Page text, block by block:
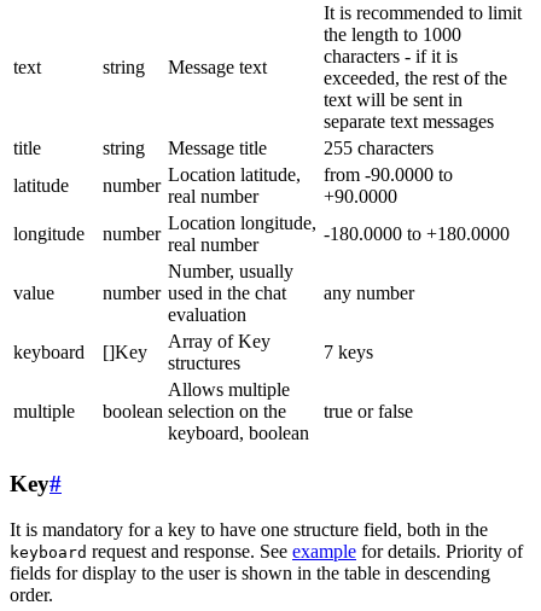
text string Message text
It is recommended to limit
the length to 1000
characters - if it is
exceeded, the rest of the
text will be sent in
separate text messages
title
string Message title
255 characters
latitude
number
Location latitude,
real number
from -90.0000 to
+90.0000
longitude
number
Location longitude,
real number
-180.0000 to +180.0000
value number
Number, usually
used in the chat
evaluation
any number
keyboard []Key
Array of Key
structures
7 keys
multiple boolean
Allows multiple
selection on the
keyboard, boolean
true or false
Key#
It is mandatory for a key to have one structure field, both in the
keyboard request and response. See example for details. Priority of
fields for display to the user is shown in the table in descending
order.